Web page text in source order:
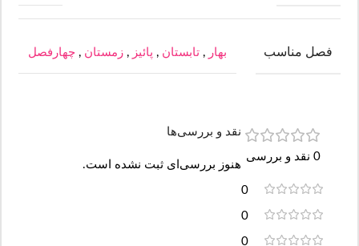
فصل مناسب بهار , تابستان , پائیز , زمستان , چهارفصل
0 نقد و بررسی
0
0
0
نقد و بررسی‌ها
هنوز بررسی‌ای ثبت نشده است.